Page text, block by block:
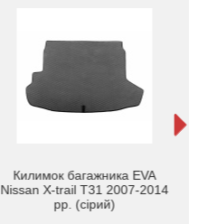
Килимок багажника EVA
Nissan X-trail T31 2007-2014
рр. (сірий)